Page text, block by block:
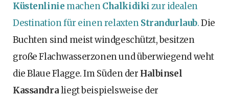
Küstenlinie machenChalkidikizur idealen
Destination für einen relaxtenStrandurlaub.Die
Buchten sind meist windgeschützt, besitzen
große Flachwasserzonen und überwiegend weht
die Blaue Flagge. Im Süden der Halbinsel
Kassandraliegt beispielsweise der